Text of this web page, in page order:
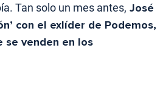
Tan solo un mes antes, José
con el exlíder de Podemos,
se venden en los